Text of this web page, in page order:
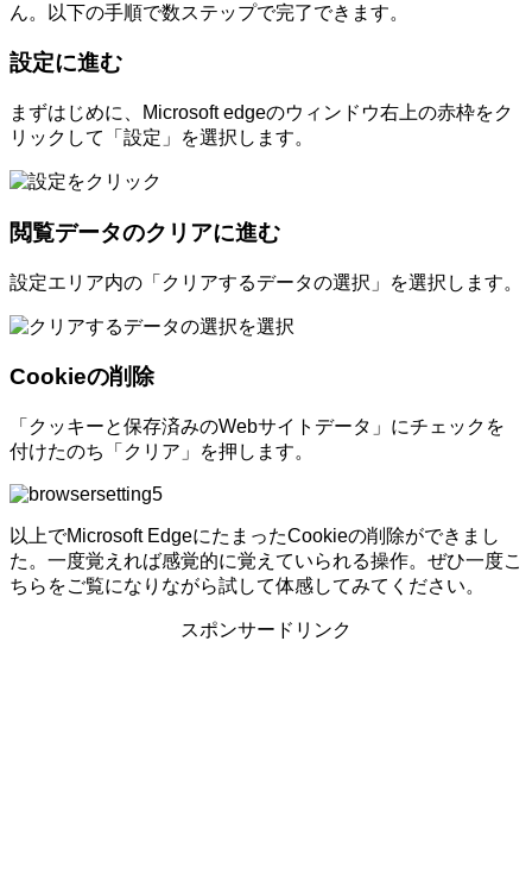
ん。以下の手順で数ステップで完了できます。
設定に進む
まずはじめに、Microsoft edgeのウィンドウ右上の赤枠をク
リックして「設定」を選択します。
閲覧データのクリアに進む
設定エリア内の「クリアするデータの選択」を選択します。
Cookieの削除
「クッキーと保存済みのWebサイトデータ」にチェックを
付けたのち「クリア」を押します。
以上でMicrosoft EdgeにたまったCookieの削除ができまし
た。一度覚えれば感覚的に覚えていられる操作。ぜひ一度こ
ちらをご覧になりながら試して体感してみてください。
スポンサードリンク